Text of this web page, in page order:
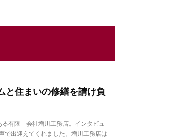
と住まいの修繕を請け負
る有限 会社増川工務店。インタビュ
で出迎えてくれました。増川工務店は